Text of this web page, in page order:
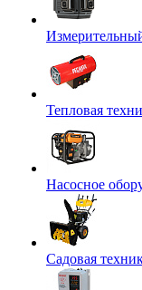
Тепловая
Насосное
Садовая